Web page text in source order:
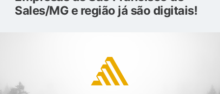
Sales/MG e região já são digitais!